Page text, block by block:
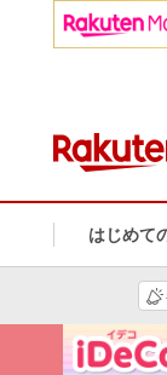
はじめて